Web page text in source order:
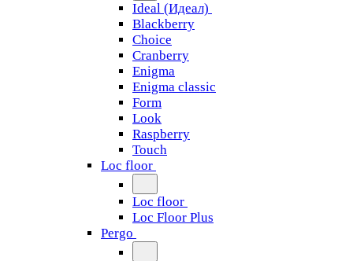
Ideal (Идеал)
Blackberry
Choice
Cranberry
Enigma
Enigma classic
Form
Look
Raspberry
Touch
Loc floor
Loc floor
Loc Floor Plus
Pergo